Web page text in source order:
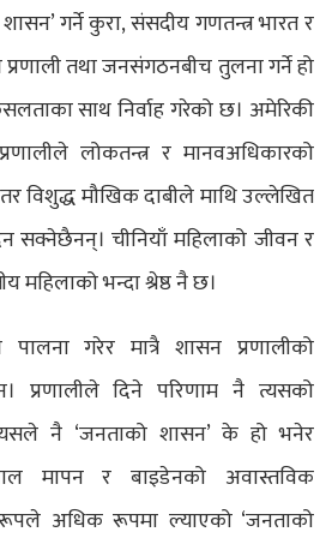
गर्ने कुरा, संसदीय गणतन्त्र भारत र
तथा जनसंगठनबीच तुलना गर्ने हो
साथ निर्वाह गरेको छ। अमेरिकी
लोकतन्त्र र मानवअधिकारको
विशुद्ध मौखिक दाबीले माथि उल्लेखित
सक्नेछैनन्। चीनियाँ महिलाको जीवन र
महिलाको भन्दा श्रेष्ठ नै छ।
पालना गरेर मात्रै शासन प्रणालीको
प्रणालीले दिने परिणाम नै त्यसको
त्यसले नै ‘जनताको शासन’ के हो भनेर
मापन र बाइडेनको अवास्तविक
रूपले अधिक रूपमा ल्याएको ‘जनताको